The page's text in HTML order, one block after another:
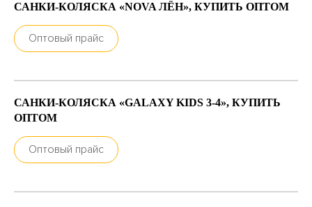
САНКИ-КОЛЯСКА «NOVA ЛЁН», КУПИТЬ ОПТОМ
Оптовый прайс
САНКИ-КОЛЯСКА «GALAXY KIDS 3-4», КУПИТЬ
ОПТОМ
Оптовый прайс